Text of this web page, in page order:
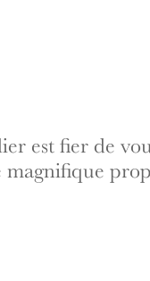
est fier de
magnifique